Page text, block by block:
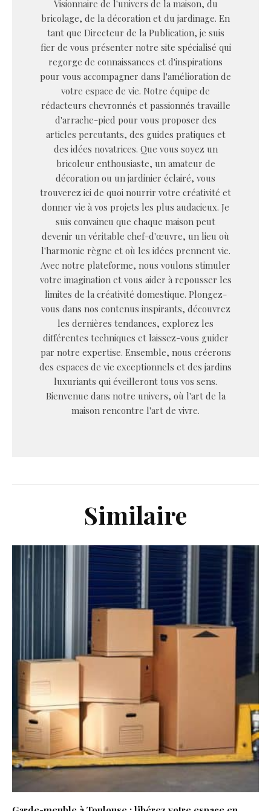
Visionnaire de l'univers de la maison, du
bricolage, de la décoration et du jardinage. En
tant que Directeur de la Publication, je suis
fier de vous présenter notre site spécialisé qui
regorge de connaissances et d'inspirations
pour vous accompagner dans l'amélioration de
votre espace de vie. Notre équipe de
rédacteurs chevronnés et passionnés travaille
d'arrache-pied pour vous proposer des
articles percutants, des guides pratiques et
des idées novatrices. Que vous soyez un
bricoleur enthousiaste, un amateur de
décoration ou un jardinier éclairé, vous
trouverez ici de quoi nourrir votre créativité et
donner vie à vos projets les plus audacieux. Je
suis convaincu que chaque maison peut
devenir un véritable chef-d'œuvre, un lieu où
l'harmonie règne et où les idées prennent vie.
Avec notre plateforme, nous voulons stimuler
votre imagination et vous aider à repousser les
limites de la créativité domestique. Plongez-
vous dans nos contenus inspirants, découvrez
les dernières tendances, explorez les
différentes techniques et laissez-vous guider
par notre expertise. Ensemble, nous créerons
des espaces de vie exceptionnels et des jardins
luxuriants qui éveilleront tous vos sens.
Bienvenue dans notre univers, où l'art de la
maison rencontre l'art de vivre.
Similaire